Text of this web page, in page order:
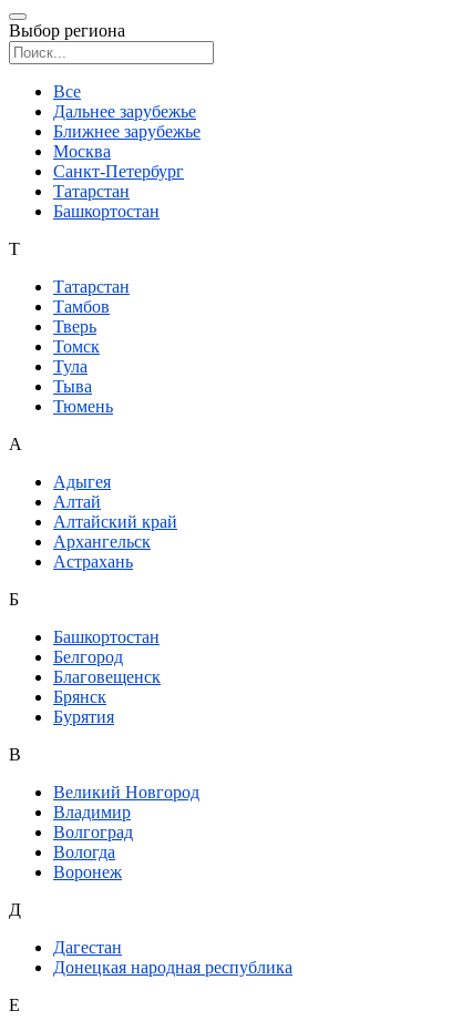
Выбор региона
Все
Дальнее зарубежье
Ближнее зарубежье
Москва
Санкт-Петербург
Татарстан
Башкортостан
Т
Татарстан
Тамбов
Тверь
Томск
Тула
Тыва
Тюмень
А
Адыгея
Алтай
Алтайский край
Архангельск
Астрахань
Б
Башкортостан
Белгород
Благовещенск
Брянск
Бурятия
В
Великий Новгород
Владимир
Волгоград
Вологда
Воронеж
Д
Дагестан
Донецкая народная республика
Е